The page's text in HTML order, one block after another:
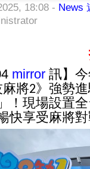
18:08 - News
mirror 訊】
將2》強勢
！現場設置
快享受麻將